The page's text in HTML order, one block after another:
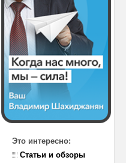
Это интересно:
Статьи и обзоры